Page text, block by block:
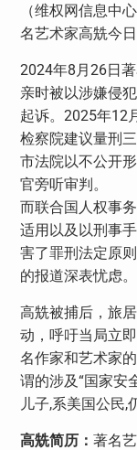
（维权网信息中心
名艺术家高兟今
2024年8 月26日
亲时被以涉嫌侵
起诉。 2025年12
检察院建议量刑三
市法院以不公开
官旁听审判。
而联合国人权事
适用以及以刑事
害了罪刑法定原
的报道深表忧虑。
高兟被捕后，旅
动，呼吁当局立
名作家和艺术家
谓的涉及“国家安
儿子,系美国公民,
高兟简历： 著名